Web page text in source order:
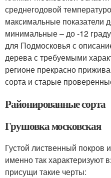
среднегодовой
максимальные показатели
минимальные – до -12
для Подмосковья с
дерева с требуемыми
регионе прекрасно
сорта и старые
Районированные сорта
Грушовка московская
Густой лиственный
именно так характеризуют
присущи такие черты: